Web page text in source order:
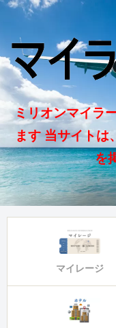
ミリオンマイラ
ます 当サイトは
を
マイレージ